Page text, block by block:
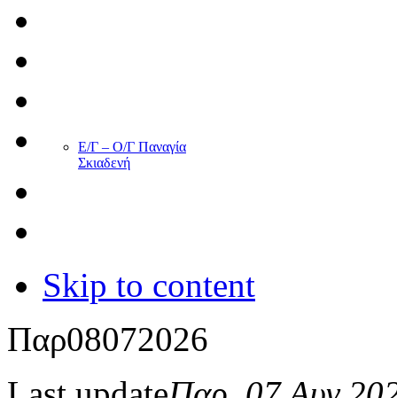
Ε/Γ – Ο/Γ Παναγία
Σκιαδενή
Skip to content
Παρ08072026